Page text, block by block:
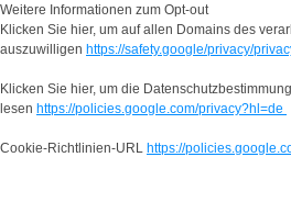
Weitere Informationen zum Opt-out
Klicken Sie hier, um auf allen Domains des
auszuwilligen https://safety.google/privacy/
Klicken Sie hier, um die
lesen https://policies.google.com/privacy?hl=de
Cookie-Richtlinien-URL https://